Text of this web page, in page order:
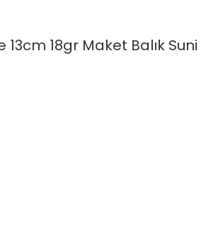
13cm 18gr Maket Balık Suni